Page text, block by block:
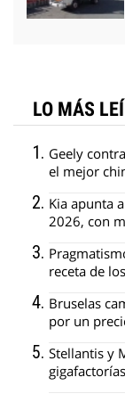
LO MÁS
Geely
el mejor
Kia apunta
2026, con
receta de
Bruselas
por un
Stellantis y